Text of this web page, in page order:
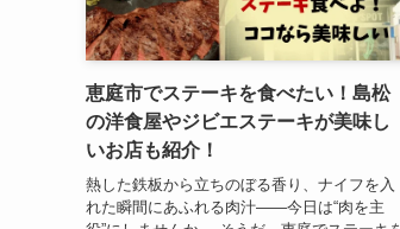
恵庭市でステーキを食べたい！島松
の洋食屋やジビエステーキが美味し
いお店も紹介！
熱した鉄板から立ちのぼる香り、ナイフを入
れた瞬間にあふれる肉汁――今日は“肉を主